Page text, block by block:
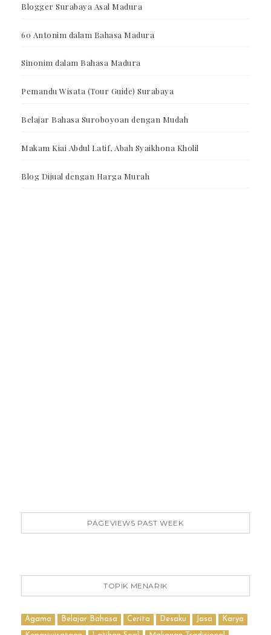
Blogger Surabaya Asal Madura
60 Antonim dalam Bahasa Madura
Sinonim dalam Bahasa Madura
Pemandu Wisata (Tour Guide) Surabaya
Belajar Bahasa Suroboyoan dengan Mudah
Makam Kiai Abdul Latif, Abah Syaikhona Kholil
Blog Dijual dengan Harga Murah
PAGEVIEWS PAST WEEK
TOPIK MENARIK
Agama Belajar Bahasa Cerita Desaku Jasa Karya